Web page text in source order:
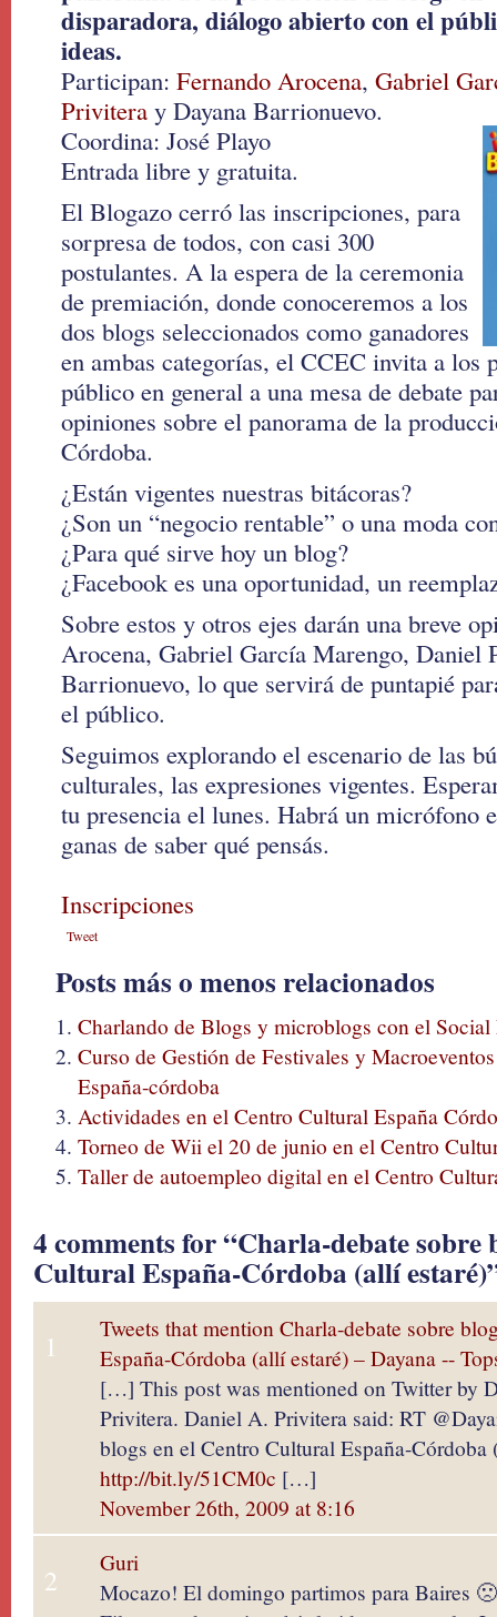
disparadora, diálogo abierto con el
ideas.
Participan: Fernando Arocena, Gabriel
Privitera y Dayana Barrionuevo.
Coordina: José Playo
Entrada libre y gratuita.
El Blogazo cerró las inscripciones, para
sorpresa de todos, con casi 300
postulantes. A la espera de la ceremonia
de premiación, donde conoceremos a los
dos blogs seleccionados como ganadores
en ambas categorías, el CCEC invita a los
público en general a una mesa de debate
opiniones sobre el panorama de la
Córdoba.
¿Están vigentes nuestras bitácoras?
¿Son un “negocio rentable” o una moda
¿Para qué sirve hoy un blog?
¿Facebook es una oportunidad, un
Sobre estos y otros ejes darán una breve
Arocena, Gabriel García Marengo, Daniel
Barrionuevo, lo que servirá de puntapié
el público.
Seguimos explorando el escenario de las
culturales, las expresiones vigentes.
tu presencia el lunes. Habrá un micrófono
ganas de saber qué pensás.
Inscripciones
Tweet
Posts más o menos relacionados
Charlando de Blogs y microblogs con el
Curso de Gestión de Festivales y
España-córdoba
Actividades en el Centro Cultural España
Torneo de Wii el 20 de junio en el Centro
Taller de autoempleo digital en el Centro
4 comments for “Charla-debate sobre
Cultural España-Córdoba (allí
1
Tweets that mention Charla-debate sobre
España-Córdoba (allí estaré) – Dayana --
[…] This post was mentioned on Twitter by
Privitera. Daniel A. Privitera said: RT
blogs en el Centro Cultural España-Córdoba
http://bit.ly/51CM0c […]
November 26th, 2009 at 8:16
2
Guri
Mocazo! El domingo partimos para Baires 🙁